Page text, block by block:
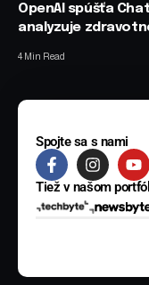
OpenAI spúšťa
analyzuje
4 Min Read
Spojte sa s nami
Tiež v našom